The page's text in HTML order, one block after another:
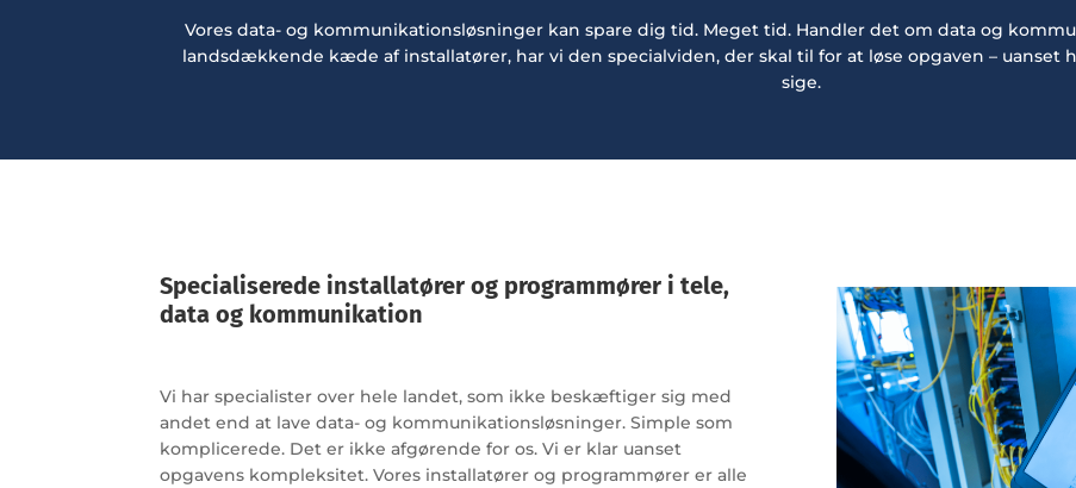
Vores data- og kommunikationsløsninger kan spare dig tid. Meget tid. Handler det om data og
landsdækkende kæde af installatører, har vi den specialviden, der skal til for at løse opgaven – uanset
sige.
Specialiserede installatører og programmører i tele,
data og kommunikation
Vi har specialister over hele landet, som ikke beskæftiger sig med
andet end at lave data- og kommunikationsløsninger. Simple som
komplicerede. Det er ikke afgørende for os. Vi er klar uanset
opgavens kompleksitet. Vores installatører og programmører er alle